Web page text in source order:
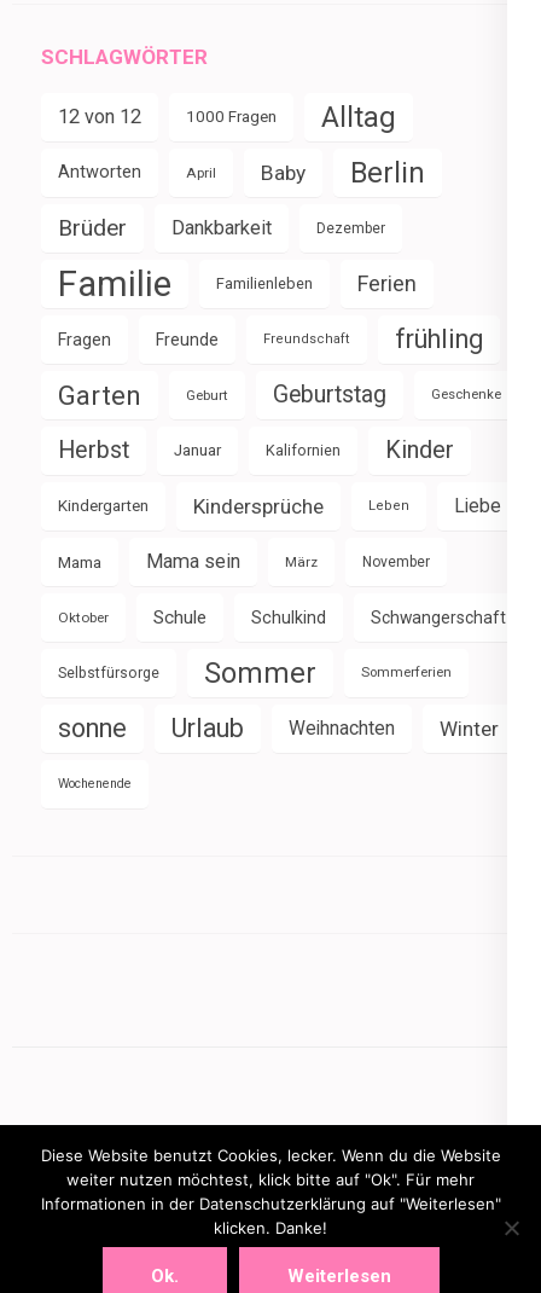
SCHLAGWÖRTER
12 von 12 1000 Fragen Alltag
Antworten April Baby Berlin
Brüder Dankbarkeit Dezember
Familie Familienleben Ferien
Fragen Freunde Freundschaft frühling
Garten Geburt Geburtstag Geschenke
Herbst Januar Kalifornien Kinder
Kindergarten Kindersprüche Leben Liebe
Mama Mama sein März November
Oktober Schule Schulkind Schwangerschaft
Selbstfürsorge Sommer Sommerferien
sonne Urlaub Weihnachten Winter
Wochenende
mamasbusiness.de
Diese Website benutzt Cookies, lecker. Wenn du die Website
weiter nutzen möchtest, klick bitte auf "Ok". Für mehr
Informationen in der Datenschutzerklärung auf "Weiterlesen"
klicken. Danke!
Ok. Weiterlesen